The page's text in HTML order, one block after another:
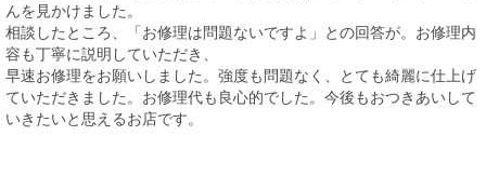
んを見かけました。
相談したところ、「お修理は問題ないですよ」との回答が。お修理内
容も丁寧に説明していただき、
早速お修理をお願いしました。強度も問題なく、とても綺麗に仕上げ
ていただきました。お修理代も良心的でした。今後もおつきあいして
いきたいと思えるお店です。